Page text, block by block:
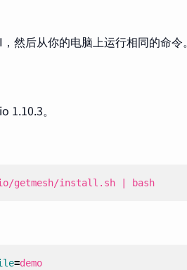
，然后从你的电脑上运行相同的命令。
1.10.3。
install.sh bash
=demo